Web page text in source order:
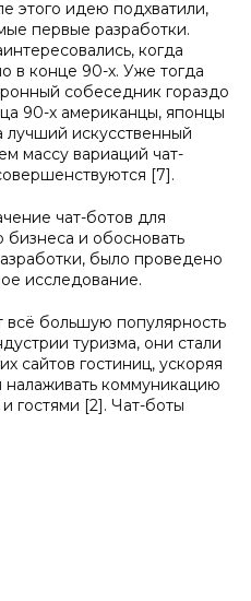
этого идею подхватили,
первые разработки.
когда
в конце 90-х. Уже тогда
собеседник гораздо
90-х американцы, японцы
лучший искусственный
массу вариаций чат-
[7].
чат-ботов для
бизнеса и обосновать
было проведено
исследование.
всё большую популярность
туризма, они стали
сайтов гостиниц, ускоряя
коммуникацию
гостями [2]. Чат-боты